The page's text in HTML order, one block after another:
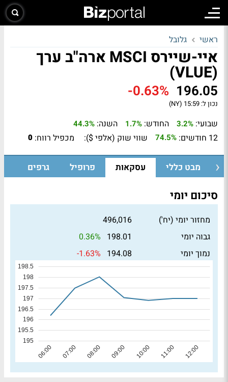
ראשי גלובל
איי-שיירס MSCI ארה"ב ערך
(VLUE)
196.05
-0.63%
נכון ל: 15:59 (NY)
שבועי: 3.2% החודש: 1.7% השנה: 44.3%
12 חודשים: 74.5% שווי שוק (אלפי $): מכפיל רווח: 0
מבט כללי עסקאות פרופיל גרפים
סיכום יומי
מחזור יומי (יח')
496,016
גבוה יומי
198.01
0.36%
נמוך יומי
194.08
-1.63%